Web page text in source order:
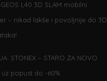
L40 3D SLAM mobilni
– nikad lakše i povoljnije do 3D
STONEX – STARO ZA NOVO
uz popust do -60%